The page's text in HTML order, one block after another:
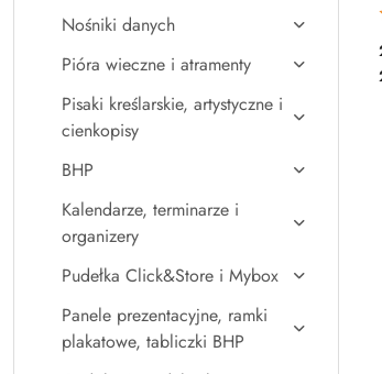
Nośniki danych
Pióra wieczne i atramenty
Pisaki kreślarskie, artystyczne i
cienkopisy
BHP
Kalendarze, terminarze i
organizery
Pudełka Click&Store i Mybox
Panele prezentacyjne, ramki
plakatowe, tabliczki BHP